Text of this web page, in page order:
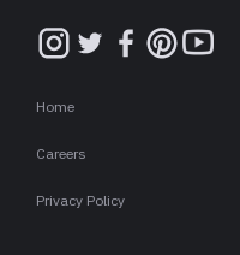
Home
Careers
Privacy Policy